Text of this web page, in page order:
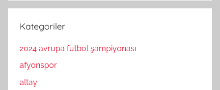
Kategoriler
2024 avrupa futbol şampiyonası
afyonspor
altay